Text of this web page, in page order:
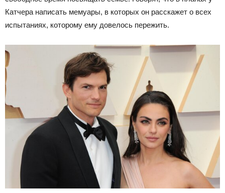
Катчера написать мемуары, в которых он расскажет о всех
испытаниях, которому ему довелось пережить.